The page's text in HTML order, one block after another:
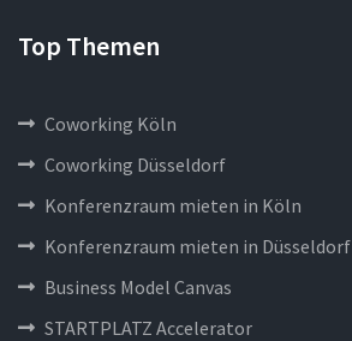
Top Themen
Coworking Köln
Coworking Düsseldorf
Konferenzraum mieten in Köln
Konferenzraum mieten in Düsseldorf
Business Model Canvas
STARTPLATZ Accelerator